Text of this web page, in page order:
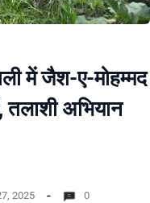
में जैश-ए-मोहम्मद
अभियान
2025 0